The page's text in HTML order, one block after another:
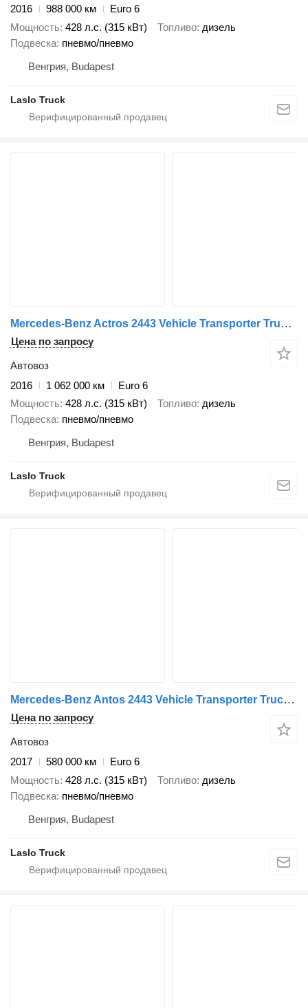
2016 988 000 км
Euro 6
Мощность 428 л.с. (315 кВт) Топливо дизель
Подвеска пневмо/пневмо
Венгрия, Budapest
Laslo Truck
Mercedes-Benz Actros 2443 Vehicle Transporter Truck + Vehicle Transporter Tra + прицеп автовоз
Цена по запросу
Автовоз
2016
1 062 000 км
Euro 6
Мощность 428 л.с. (315 кВт) Топливо дизель
Подвеска пневмо/пневмо
Венгрия, Budapest
Laslo Truck
Mercedes-Benz Antos 2443 Vehicle Transporter Truck + Vehicle Transporter Trai + прицеп автовоз
Цена по запросу
Автовоз
2017
580 000 км
Euro 6
Мощность 428 л.с. (315 кВт) Топливо дизель
Подвеска пневмо/пневмо
Венгрия, Budapest
Laslo Truck